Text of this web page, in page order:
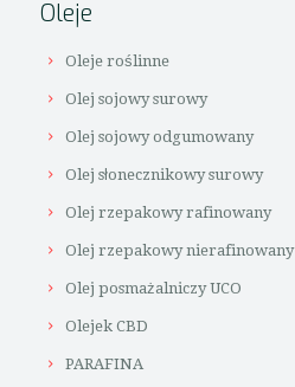
Oleje
Oleje roślinne
Olej sojowy surowy
Olej sojowy odgumowany
Olej słonecznikowy surowy
Olej rzepakowy rafinowany
Olej rzepakowy nierafinowany
Olej posmażalniczy UCO
Olejek CBD
PARAFINA